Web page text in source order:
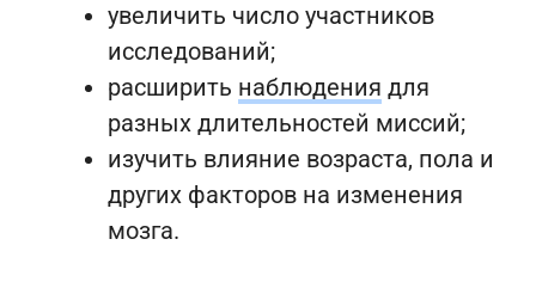
увеличить число участников
исследований;
расширить наблюдения для
разных длительностей миссий;
изучить влияние возраста, пола и
других факторов на изменения
мозга.